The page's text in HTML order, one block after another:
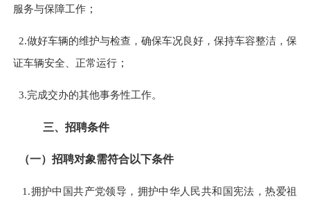
服务与保障工作 ；
2.做好车辆的维护与检查，确保车况良好，保持车容整洁，保
证车辆安全、正常运行 ；
3.完成交办的其他事务性工作。
三、招聘条件
（一）招聘对象需符合以下条件
1.拥护中国共产党领导，拥护中华人民共和国宪法，热爱祖